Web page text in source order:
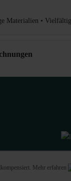
Materialien •
Mehr erfahren